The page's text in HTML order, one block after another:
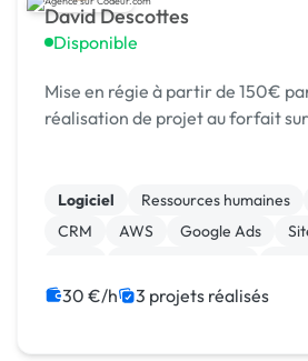
David Descottes
Disponible
Mise en régie à partir de 150€
réalisation de projet au forfait
Logiciel Ressources humaines
CRM
AWS Google Ads
30 €/h 3 projets réalisés